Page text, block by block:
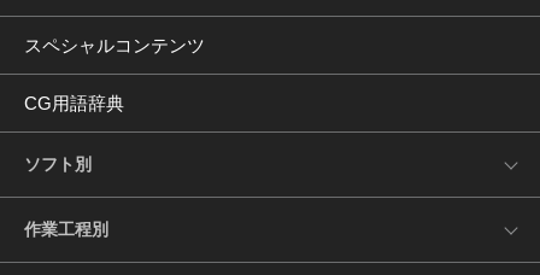
スペシャルコンテンツ
CG用語辞典
ソフト別
作業工程別